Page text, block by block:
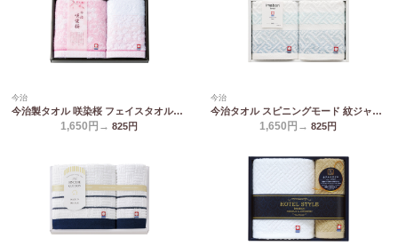
今治
今治製タオル 咲染桜 フェイスタオル&ウォッシュタオル SZ-1501
1,650円→ 825円
今治
今治タオル スピニングモード 紋ジャガードウォッシュタオル2P SPT01749M
1,650円→ 825円